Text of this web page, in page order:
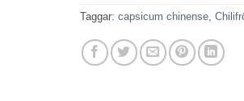
Taggar: capsicum chinense,